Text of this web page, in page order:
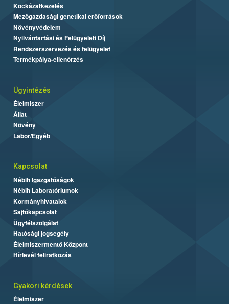
Kockázatkezelés
Mezőgazdasági genetikai erőforrások
Növényvédelem
Nyilvántartási és Felügyeleti Díj
Rendszerszervezés és felügyelet
Termékpálya-ellenőrzés
Ügyintézés
Élelmiszer
Állat
Növény
Labor/Egyéb
Kapcsolat
Nébih Igazgatóságok
Nébih Laboratóriumok
Kormányhivatalok
Sajtókapcsolat
Ügyfélszolgálat
Hatósági jogsegély
Élelmiszermentő Központ
Hírlevél feliratkozás
Gyakori kérdések
Élelmiszer